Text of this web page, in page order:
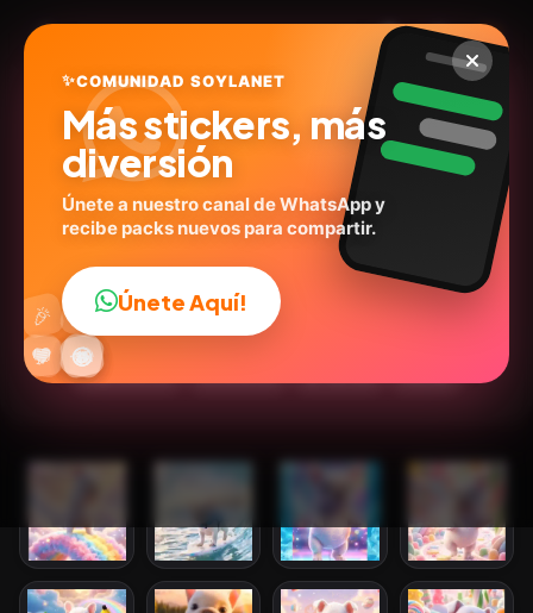
Pibble the dog 🐶❣️🌈
@carols.zdio
15stickers Animados
Expresiones
😎
😂
🔥
💬
❤️ ✨
🤩
😜
🎉 👍
✨COMUNIDAD SOYLANET
Más stickers, más
diversión
Únete a nuestro canal de WhatsApp y
recibe packs nuevos para compartir.
Únete Aquí!